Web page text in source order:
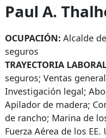
Paul A.
OCUPACIÓN: Alcalde
seguros
TRAYECTORIA
seguros; Ventas
Investigación legal;
Apilador de madera;
de rancho; Marina de
Fuerza Aérea de los EE.